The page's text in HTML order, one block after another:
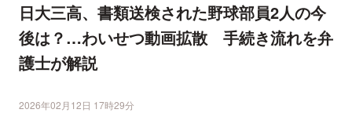
日大三高、書類送検された野球部員2人の今
後は？…わいせつ動画拡散 手続き流れを弁
護士が解説
2026年02月12日 17時29分